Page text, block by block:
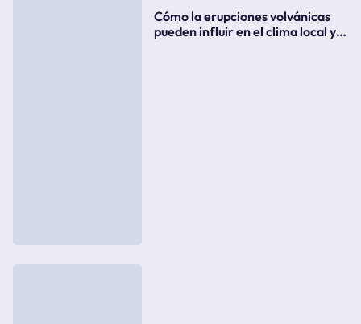
Cómo la erupciones volvánicas
pueden influir en el clima local y